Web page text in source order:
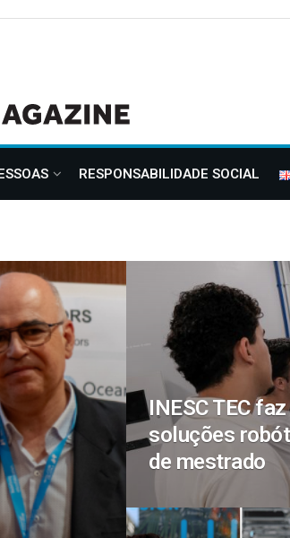
RESPONSABILIDADE SOCIAL
INESC TEC
soluções
de mestrado